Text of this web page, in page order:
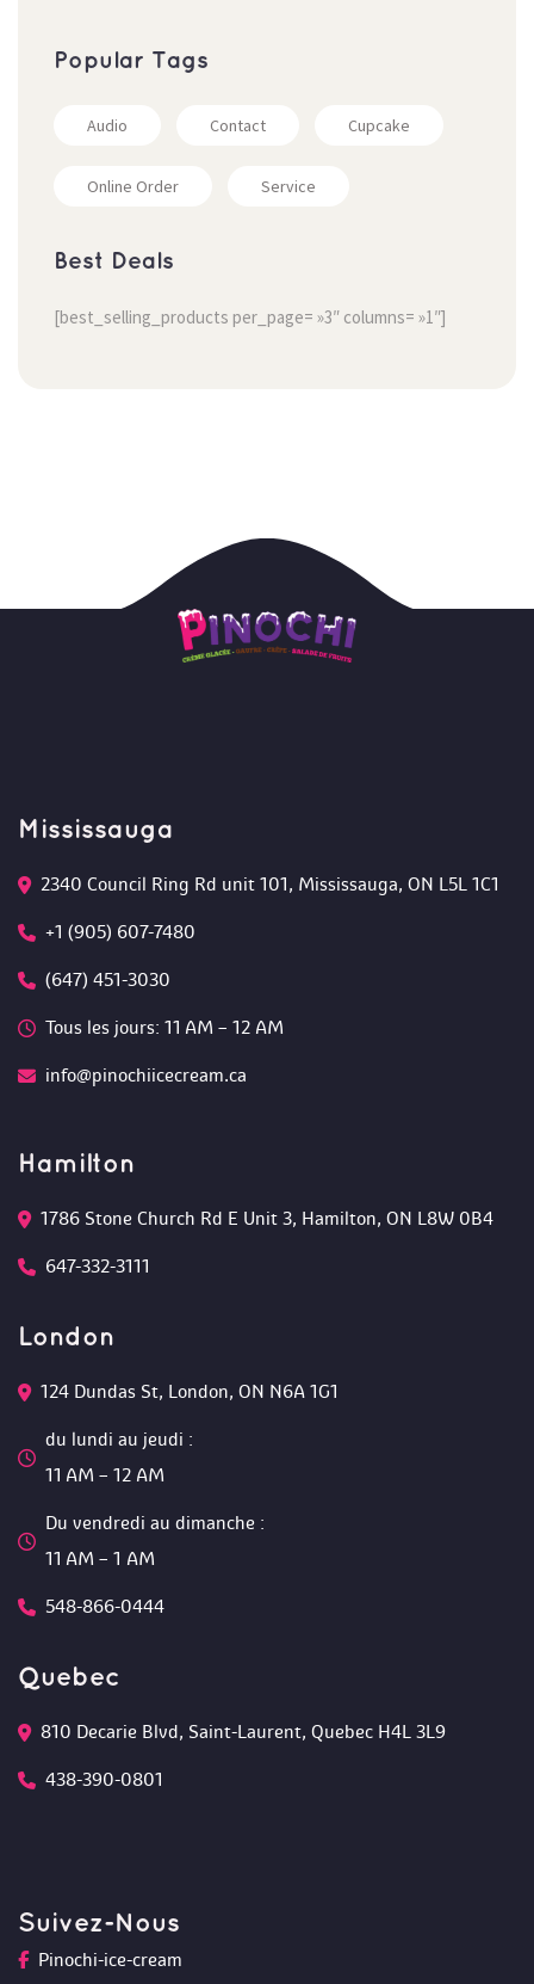
Popular Tag
Audio Contact Cupcake
Online Order Service
Best Deal
[best_selling_products per_page= »3″ columns= »1″]
Mississauga
2340 Council Ring Rd unit 101, Mississauga, ON L5L 1C1
+1 (905) 607-7480
(647) 451-3030
Tous les jours: 11 AM – 12 AM
info@pinochiicecream.ca
Hamilton
1786 Stone Church Rd E Unit 3, Hamilton, ON L8W 0B4
647-332-3111
London
124 Dundas St, London, ON N6A 1G1
du lundi au jeudi :
11 AM – 12 AM
Du vendredi au dimanche :
11 AM – 1 AM
548-866-0444
Quebec
810 Decarie Blvd, Saint-Laurent, Quebec H4L 3L9
438-390-0801
Suivez-Nou
Pinochi-ice-cream